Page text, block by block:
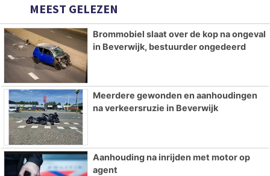
MEEST GELEZEN
Brommobiel slaat over de kop na ongeval
in Beverwijk, bestuurder ongedeerd
Meerdere gewonden en aanhoudingen
na verkeersruzie in Beverwijk
Aanhouding na inrijden met motor op
agent